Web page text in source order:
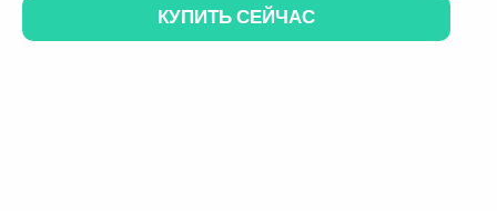
КУПИТЬ СЕЙЧАС